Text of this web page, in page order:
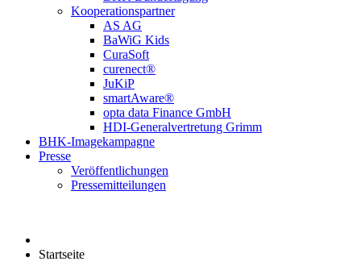
Kooperationspartner
AS AG
BaWiG Kids
CuraSoft
curenect®
JuKiP
smartAware®
opta data Finance GmbH
HDI-Generalvertretung Grimm
BHK-Imagekampagne
Presse
Veröffentlichungen
Pressemitteilungen
Startseite